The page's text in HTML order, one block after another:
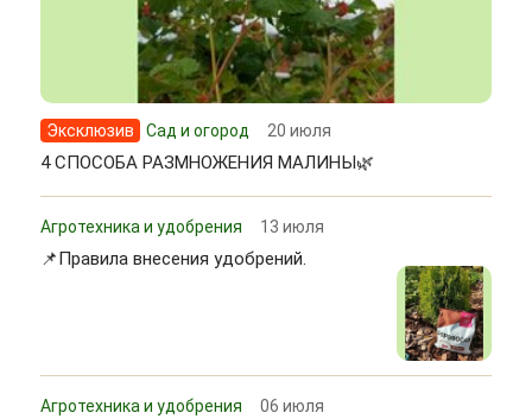
Эксклюзив Сад и огород 20 июля
4 СПОСОБА РАЗМНОЖЕНИЯ МАЛИНЫ🌿
Агротехника и удобрения 13 июля
📌Правила внесения удобрений.
Агротехника и удобрения 06 июля